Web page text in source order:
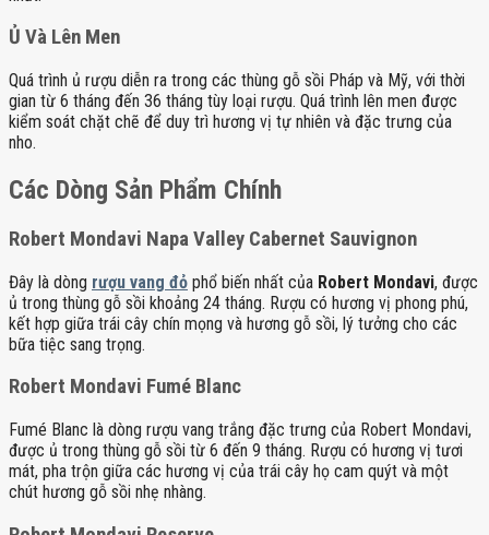
Ủ Và Lên Men
Quá trình ủ rượu diễn ra trong các thùng gỗ sồi Pháp và Mỹ, với thời
gian từ 6 tháng đến 36 tháng tùy loại rượu. Quá trình lên men được
kiểm soát chặt chẽ để duy trì hương vị tự nhiên và đặc trưng của
nho.
Các Dòng Sản Phẩm Chính
Robert Mondavi Napa Valley Cabernet Sauvignon
Đây là dòng rượu vang đỏ phổ biến nhất của Robert Mondavi, được
ủ trong thùng gỗ sồi khoảng 24 tháng. Rượu có hương vị phong phú,
kết hợp giữa trái cây chín mọng và hương gỗ sồi, lý tưởng cho các
bữa tiệc sang trọng.
Robert Mondavi Fumé Blanc
Fumé Blanc là dòng rượu vang trắng đặc trưng của Robert Mondavi,
được ủ trong thùng gỗ sồi từ 6 đến 9 tháng. Rượu có hương vị tươi
mát, pha trộn giữa các hương vị của trái cây họ cam quýt và một
chút hương gỗ sồi nhẹ nhàng.